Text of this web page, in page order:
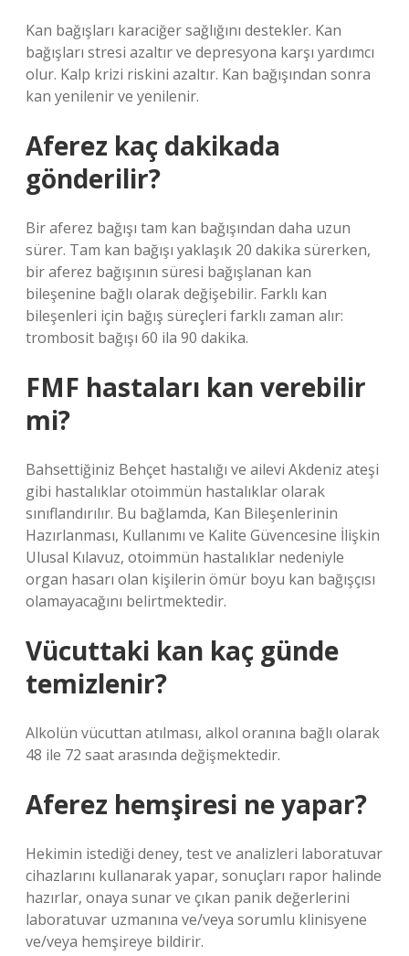
Kan bağışları karaciğer sağlığını destekler. Kan
bağışları stresi azaltır ve depresyona karşı yardımcı
olur. Kalp krizi riskini azaltır. Kan bağışından sonra
kan yenilenir ve yenilenir.
Aferez kaç dakikada
gönderilir?
Bir aferez bağışı tam kan bağışından daha uzun
sürer. Tam kan bağışı yaklaşık 20 dakika sürerken,
bir aferez bağışının süresi bağışlanan kan
bileşenine bağlı olarak değişebilir. Farklı kan
bileşenleri için bağış süreçleri farklı zaman alır:
trombosit bağışı 60 ila 90 dakika.
FMF hastaları kan verebilir
mi?
Bahsettiğiniz Behçet hastalığı ve ailevi Akdeniz ateşi
gibi hastalıklar otoimmün hastalıklar olarak
sınıflandırılır. Bu bağlamda, Kan Bileşenlerinin
Hazırlanması, Kullanımı ve Kalite Güvencesine İlişkin
Ulusal Kılavuz, otoimmün hastalıklar nedeniyle
organ hasarı olan kişilerin ömür boyu kan bağışçısı
olamayacağını belirtmektedir.
Vücuttaki kan kaç günde
temizlenir?
Alkolün vücuttan atılması, alkol oranına bağlı olarak
48 ile 72 saat arasında değişmektedir.
Aferez hemşiresi ne yapar?
Hekimin istediği deney, test ve analizleri laboratuvar
cihazlarını kullanarak yapar, sonuçları rapor halinde
hazırlar, onaya sunar ve çıkan panik değerlerini
laboratuvar uzmanına ve/veya sorumlu klinisyene
ve/veya hemşireye bildirir.